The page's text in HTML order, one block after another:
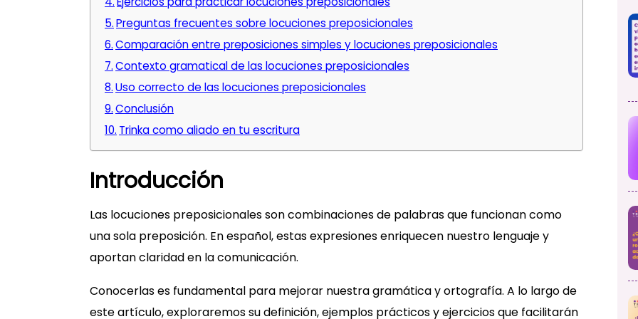
Preguntas frecuentes sobre locuciones preposicionales
Comparación entre preposiciones simples y locuciones preposicionales
Contexto gramatical de las locuciones preposicionales
Uso correcto de las locuciones preposicionales
Conclusión
Trinka como aliado en tu escritura
Introducción
Las locuciones preposicionales son combinaciones de palabras que funcionan como
una sola preposición. En español, estas expresiones enriquecen nuestro lenguaje y
aportan claridad en la comunicación.
Conocerlas es fundamental para mejorar nuestra gramática y ortografía. A lo largo de
este artículo, exploraremos su definición, ejemplos prácticos y ejercicios que facilitarán